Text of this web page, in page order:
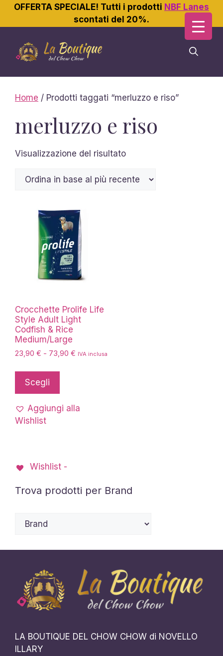
OFFERTA SPECIALE! Tutti i prodotti NBF Lanes
scontati del 20%.
contenuto
Home / Prodotti taggati “merluzzo e riso”
merluzzo e riso
Visualizzazione del risultato
Crocchette Prolife Life
Style Adult Light
Codfish & Rice
Medium/Large
23,90 € - 73,90 € Fascia
a
IVA inclusa
Scegli
ha
più
essere
nella
Aggiungi alla
Wishlist
Wishlist -
Trova prodotti per Brand
LA BOUTIQUE DEL CHOW CHOW di NOVELLO
ILLARY